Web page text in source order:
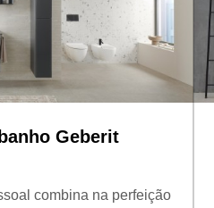
Geberit
combina na perfeição